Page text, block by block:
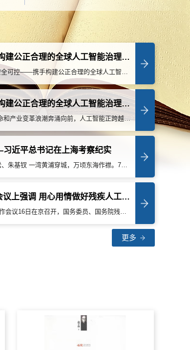
强化风险意识 确保安全可控——携手构建公正合理的全球人工智能治理体系述评之二
新华社北京7月19日电 题：强化风险意识 确保安全可控——携手构建公正合理的全球人工智能治理体系述评之二 新华社记者 当前人工智能发展日新月异，深度融入生产生活各领域。在人工智能加速迭代过程中，技术伦理、数据安全、监管体系等内生和衍生风险也随之凸显。 7月17日，在2026世界人工智能大会暨人工智能全球治理高级别会议开幕式上，习近平主席发表主旨讲话，围绕携手构建公正合理的全球人工智能治理体系郑重提出4点意见，其中“强化风险意识，确保安全可控”位列其中。 这一重要论断科学把握人工智能发展趋势和规律，深刻回应当前全球人工智能发展和治理的重大课题。人工智能技术发展越是一日千里，向上向善、造福人类的方向越要正确锚定，要始终确保人工智能安全、可靠、可控。 “监管治理的尺度越要精准把握，防范失控的措施越要及时完善”“让人工智能这匹千里马既跑得快又跑得稳”，习近平主席的重要论述揭示了统筹人工智能发展和安全的科学方法。 “快”与“稳”相互支撑，才能彼此促进、相互成就。既要激活“跑得快”的发展动能，也要筑牢“跑得稳”的安全底线，推动人工智能始终朝着有益、安全、公平方向健康有序发展。 把准定位，让人工智能成为“可信工具”—— 当机器开始“自主思考”、算法深度参与公共决策，若只盯着人工智能技术红利而忽视风险防控，则会面临巨大隐患：算法偏见可能拉大数字鸿沟，信息茧房容易让人困于一隅，数据滥用还会侵犯隐私、危及安全。 “人工智能应当成为人类的可信工具。”习近平主席在主旨讲话中鲜明指出人工智能的发展定位和价值旨归。 “可信”，就是要确保人工智能安全、可靠、可控。这不是要给人工智能发展上枷锁，而是为了更好地推动人工智能健康、安全、有序发展。 在积极拥抱人工智能发展的同时，中国始终以开放的姿态和务实的行动，以风险治理筑牢安全底线，防止人工智能技术失控反噬人类福祉。 2023年10月，在习近平主席引领下，中国发布《全球人工智能治理倡议》。这一倡议明确提出“不断提升人工智能技术的安全性、可靠性、可控性、公平性”。 本届大会期间，《人工智能合作发展行动计划》《国际人工智能伦理治理行动计划》等一系列成果文件密集发布，为推动人工智能全球治理提供重要国际公共产品。 “防范人工智能被滥用”“平衡创新发展与安全治理”“在安全可控的环境下推动人工智能发展”……会场内外，“强化风险意识，确保安全可控”的共识进一步凝聚。 筑牢防线，让人工智能“始终处于人类控制之下”—— 技术每前进一步，治理就要跟进一步。 人工智能技术正在走进千家万户、赋能千行百业，高度重视人工智能引发的各类内生和衍生风险，全方位施策，才能让技术在制度土壤里茁壮成长。 在主旨讲话中，习近平主席深刻指出“确保人工智能始终处于人类控制之下”，强调“推动构建法律法规、技术监测、风险预警、应急响应体系，筑牢安全底线，防范滥用恶用”，为驾驭好人工智能这匹千里马进一步指明了方向和路径。 新修改的网络安全法以法律形式将人工智能纳入国家网络安全法律体系；针对深度合成、生成式人工智能等特定风险出台专项规章；发布相关标准划定人工智能伦理安全边界与底线……中国不断完善相关法律法规、政策制度、应用规范、伦理准则，以“善治”促“善智”。 《2026世界人工智能大会暨人工智能全球治理高级别会议主席声明》提出，“坚持风险导向、敏捷治理，探索分类分级管理，筑牢安全底线”“加快安全、产业、伦理标准制修订”，获得国际社会广泛支持和响应，为促进全球人工智能安全发展汇聚力量。 开放合作，促进共同繁荣、维护共同安全—— 大道不孤，众行致远。跑得稳，不仅是一国之稳，更应是天下之稳。 “应当共同反对在人工智能领域泛化国家安全概念、把本国安全凌驾于他国安全之上的做法。”习近平主席在主旨讲话中，直指当前全球人工智能治理领域的一个关键症结。 当前，全球智能鸿沟依然存在，众多发展中国家在算力、数据、人才等方面受到明显制约。人为设置技术壁垒、把科技合作政治化，只会扩大差距、增加风险。 “各国应当秉持以人为本、向上向善理念，让人工智能成为促进共同繁荣、维护共同安全的一个重要动力源，携手构建公正合理的全球人工智能治理体系。”习近平主席重要讲话彰显深厚的天下情怀和负责任大国的时代担当。 人工智能的未来，归根到底取决于人类今天作出怎样的选择。坚持发展和安全并重，把握好人工智能发展趋势和规律完善全球治理，人工智能这匹千里马将既跑得快又跑得稳，不断为增进全人类福祉、推动人类文明进步注入强劲动力。（记者魏玉坤、周圆、刘桢、吴梦桐）
坚持开放共赢 驱动创新发展——携手构建公正合理的全球人工智能治理体系述评之一
新华社记者张辛欣、周圆、邵艺博 新一轮科技革命和产业变革浪潮奔涌向前，人工智能正跨越山海、渗透千行百业，成为驱动全球发展的新引擎。 7月17日，在2026世界人工智能大会暨人工智能全球治理高级别会议开幕式上，深入分析人工智能发展机遇与挑战，习近平主席在主旨讲话中围绕携手构建公正合理的全球人工智能治理体系郑重提出4点意见，其中，“坚持开放共赢，驱动创新发展”排在首位。 这一论断精准把握人工智能演进规律，深刻回应产业变革与全球治理之需：开放是创新的重要前提，创新是开放的价值落点。唯有打破壁垒、畅通要素，才能为技术持续迭代清障铺路，也唯有协同攻关、成果共享，才能让全球合作落地见效。 习近平主席鲜明指出：“人工智能是世界经济增长的新引擎和新旧动能转换的加速器，正从‘数字世界’走向‘物理世界’。”这深刻揭示了人工智能跨越虚拟与现实、赋能全球发展不可替代的地位。 大会现场，约60台人形机器人提供志愿服务，智能装备落地应用、创新成果集中亮相，生动印证了人工智能已走出实验室、扎根产业一线，标志着产业化、规模化、普惠化的机遇已然到来。 “要抓住难得的历史性机遇”，习近平主席明确提出，“鼓励开源开放、合作共享，全面促进人工智能科技创新、产业发展、场景应用，协同推进传统产业改造升级、新兴产业培育壮大、未来产业前瞻布局”。 这是技术突破、创新迭代的必然路径—— 从基础算法攻坚、算力底座搭建到大模型训练落地，人工智能全产业链的迭代升级，离不开全球范围的协同共创。 习近平主席研判时代大势，深刻指出，世界百年变局加速演进，新一轮科技革命和产业变革加速突破，全球人工智能技术创新进入前所未有的活跃期。 与此同时，技术壁垒、数字发展鸿沟等全球性挑战日益显现。驱动人工智能行稳致远，更要坚守开放包容的发展路径。 中国始终以开放姿态拥抱全球创新：开源大模型全球累计下载量突破100亿次，AtomGit等开源社区汇聚超1100万注册用户，一款国产大模型已催生超过17万个衍生模型……一组组数据背后，是开源生态的蓬勃生长，更是合作共赢理念的生动践行。 本届大会前夕，新一代模型Kimi K3发布，成为全球参数最大的开源模型；大会期间，中国气象局发布人工智能气象服务系统“风和”大语言模型，并启动“风和”全球开源计划。 从自主创新深耕到全球共享赋能，中国持续提供人工智能创新方案，以实际行动证明：当开放共赢成为共识，创新突破便不再是孤舟独行，而是百川汇流、浩荡向前。 这是推动产业升级、经济发展的鲜明导向—— 当人工智能迈入技术革新与产业扩张并行的快速发展阶段，开放早已超越技术互通，延伸为创新链、产业链、供应链、价值链等全方位开放协同。 “每一次科技革命都深刻重构人类生产生活方式，推动经济社会发展大幅跃升。”习近平主席为人工智能与实体经济深度融合擘画清晰路径，指引协同推进传统产业改造升级、新兴产业培育壮大、未来产业前瞻布局。 立足本土实践，中国全面实施“人工智能+”行动。目前，人工智能已深度融入智能制造、农业、医疗、金融等重点行业，2025年人工智能核心产业规模突破1.2万亿元，海量创新应用落地生根，持续激活实体经济发展新动能。 面向世界，中国发起《“人工智能+”国际合作倡议》，倡议各国结合自身国情积极开展“人工智能+”行动，本着相互尊重、互利共赢原则，加强政策交流与务实合作，分享最佳实践和解决方案。从开源大模型的全球下载，到向海外提供智能制造方案，再到“一带一路”数字合作的深化，在开放互通中推动实现产业共兴、发展共赢。 这是弥合鸿沟、普惠包容的时代担当—— “各国应当秉持以人为本、向上向善理念，让人工智能成为促进共同繁荣、维护共同安全的一个重要动力源”，习近平主席的话掷地有声。 人工智能是全人类共同的智慧结晶和宝贵财富，不应成为拉大全球发展差距的工具。坚定以开放共赢推动人工智能创新发展，既是产业向前的必然要求，也是破解全球发展难题、践行多边主义的关键举措。 本届大会期间，中方密集发布系列成果文件《人工智能合作发展行动计划》《国际人工智能伦理治理行动计划》《智能体互信互联互操作全球合作倡议》等，一系列方案、倡议无不体现着以开放共赢驱动创新发展的取向。 大道众行远，携手启新程。 “人工智能的未来，从来不是单兵突进的角逐，而是携手并进的共赢”“开放共享是做大全球人工智能创新蛋糕的唯一路径”“让全球科研人才、算力、数据资源联动，持续催生原创技术突破”……会场内外，各界共识进一步凝聚。 中国始终坚守开放共赢理念、深耕创新发展之路，携手世界各国共同守护人工智能向上向善的发展航向，必将让科技更好赋能全球发展，同各方共创美好未来！
近平总书记在上海考察纪实
人民日报记者杜尚泽、胡泽曦 新华社记者张晓松、朱基钗 一湾黄浦穿城，万顷东海作襟。7月15日下午，习近平总书记顶着酷暑，深入上海市黄浦区，调研了一件民生实事——城市更新中的老旧小区改造。 改造老旧小区，对上海来说，难点之一是解决居民“拎马桶”问题。 习近平同志2007年到上海工作时，就关注旧房改造工作，“一来就把它摆到日程里了”。那时候，他周末常到老旧小区走一走，思考“老大难”问题怎么解决。 从地方到中央，对人民群众的忧和盼，总书记始终牵挂在心。时间来到2025年9月，历经数十载接力，这场惠及上海上百万居民的民生攻坚战总体完成，历史性解决了“拎马桶”问题。 夏日午后，烈日，蝉鸣。黄浦区的半淞园路街道市民新村居民区，习近平总书记细看旧居新貌：“这是民心期盼的事，也是我一直牵挂的事。” 调研：社区综合服务点 今昔之变和接续奋斗的跋涉 社区综合服务点，习近平总书记走到展板前。照片一字排开，浓缩了社区的今昔之变。 改造前，厨房合用、厕所公用，家家户户备着痰盂罐。杂乱的水槽、煤气灶、电线、灯泡，还有锅铲、墙皮，甚至黄梅天的霉斑……隔着照片都能感受到那份窘迫与无奈。 改造后，独立厨卫，窗明几净；加装电梯，出行便捷；社区环境，整洁有序；口袋花园，绿意盎然。 黄浦区是全市旧房改造任务最重、难度最大，同时也是挑战最大的中心城区。难度不仅在于“螺蛳壳里做道场”，还在于群众的“盼”和历史建筑的“护”要兼顾，在于户户需求不一要统筹…… 习近平总书记深知其中的艰辛，他洞察入微地指出：“高质量推进城市更新是城市现代化建设的重要抓手，要全面践行人民城市理念，坚持问需于民、问计于民、问效于民”。 “人民城市人民建，人民城市为人民”的人民城市理念，正是7年前总书记在上海考察时提出的。 这次到改造后的老旧小区实地看一看，心里更踏实了。总书记语重心长地说：“党中央高度重视城市工作，明确提出要建设创新、宜居、美丽、韧性、文明、智慧的现代化人民城市，改造城市老旧小区是重要一环。” 服务点里，总书记同工作人员亲切交流。 “你是‘养老顾问’，主要做些什么？”总书记看到桌上一份适老化改造服务清单，拿起来查看。 “社区里老年人占40%。装安全扶手、地面防滑处理等，适老化改造任务蛮重的。”社区的同志说。 上世纪90年代开始的上海旧房改造，是一项浩大、系统、长期而艰巨的工程： 1992年到2000年，完成365万平方米危棚简屋改造； 2001年到2018年，动迁征收成片二级旧里以下房屋； 2018年到2022年，全面完成成片旧改； 2023年到2025年，攻坚1.4万户“拎马桶”改造。 30多年过去了，这项工程没有因时间的流转而停滞，没有因难度的累积而退缩。日复一日地耕耘，年复一年地跋涉，一户一户地解决，一寸一寸地攻坚。万千细碎民生难题，皆以恒心破局、以实干作答。 “上海推进旧房改造几十年，一任接着一任，久久为功。这就是正确政绩观。老百姓评价我们，也是看我们是不是真心为人民群众做好事、做实事，是不是摆花架子。”习近平总书记讲得恳切，“老百姓的事就是大事。上海的里弄改造、北京的胡同改造，等等，这些都事关老百姓安居乐业，是我们最应该关心的事情。要继续做好！” 调研：居民朱国莉家 民生之盼和千言万语的感念 退休居民朱国莉，人逢喜事精神爽。 69岁的她，在没有独立厕所的老房子住了大半辈子。这两年党和政府帮着改造，今年4月搬回来，她把新家收拾得一尘不染，日子每天都是明媚的。 “总书记，欢迎您来我家做客。”见到习近平总书记，朱国莉有一肚子心里话。 进门左手边是厨房。总书记一边看，一边听朱国莉介绍：“过去3家共用一个厨房。现在，油烟机、燃气灶一应俱全。” 右手边是卫生间。习近平总书记特意看了看：“这是最关键的。” 朱国莉难掩激动：“现在终于有自己家的卫生间了，我们感恩共产党。过去10户共用一个卫生间，洗澡都得烧水在卧室里凑合，那日子太难熬了！” 再往前走是卧室，还有个小阳台，麻雀虽小五脏俱全。总书记笑着说：“很紧凑，布局很合理。” “过渡期住在哪里？”“过渡补贴大概有多少钱？”“现在对社区服务还有什么要求？”习近平总书记问得仔细。 朱国莉一一回答，忍不住感慨：“现在开门就是公园，我们生活很幸福。今年，我住上了新房子，又是光荣在党50年。” 总书记接着问：“纪念章领到了吧？今年，我们党成立105周年。” “纪念章领到了！我的门牌号也是105！”朱国莉讲了又讲，屋子里笑声朗朗。 “过去孙女来了，都没地方上厕所。现在一到节假日，儿子、儿媳、孙女就来了。今天的好日子，都是因为有共产党。” 总书记听了很高兴：“希望你们把退休生活安排好，把家庭建设搞得更好。” 楼外，庭院整洁，花木葱郁，抬头看见一片蔚蓝。 总书记一边走，一边向社区工作人员了解居民区管理情况：“消防通道畅通吧？”“电动车现在都不入户吧？” “‘一枝一叶总关情’，老百姓的生活是家事，更是国事。共产党就是为老百姓服务的，只有人民群众安居乐业、生活舒心，党和政府才放心。” 旧房改造、城市更新，举世公认的治理难题。我国有“集中力量办大事”的制度优势，有“致广大而尽精微”的治理智慧，更有“时时放心不下”的矢志不渝：“只要还有一家一户乃至一个人没有解决基本生活问题，我们就不能安之若素”。 有组数据：“十四五”时期，全国累计改造城镇老旧小区24万多个，惠及4000多万户、1.1亿人。 有份规划：迈入“十五五”，作为首部国家级城市更新专项规划，《城市更新“十五五”规划》定下了新的时间表、路线图。 回望岁月长河。在福建工作时，习近平同志曾在酷暑下来到福州市苍霞社区，走进蒸笼一样的木板房。他对随行干部说：“大家知道为什么要选在这个时候来棚户区调研吗？就是想让大家亲身体验百姓疾苦，加快棚改步伐。”到中央工作后，调研路上，他一次次深入老旧小区，留下“不能一边是高楼大厦，一边是脏乱差的棚户区”的告诫，寒来暑往，笃行不怠。 “民之所忧，我必念之；民之所盼，我必行之。”这是中国共产党人的使命情怀。 调研：社区党群服务站 基层之治和初心使命的砥砺 城市基层治理，就在柴米油盐的日常里。社区党群服务站，便民菜摊上的果蔬品种丰富，青翠新鲜。 从田间到餐桌，小小“菜篮子”，事关大民生。习近平总书记问起这些果蔬的来源、流通、价格等。 他想起在福州工作期间的一段往事。当时，为了满足群众吃上“露水菜”的愿望，福州建设了专门市场，确保有效管理，方便郊区蔬菜进城。 改变“重建设、轻治理”的传统思维，绝非朝夕之功。在去年召开的中央城市工作会议上，习近平总书记谈到这个话题：“能否提供优质的公共服务，是衡量城市宜居程度的一个重要指标。” 党群服务站里有个“市民客厅”，居民代表、街道干部、社区工作者等汇聚一堂。大家争相向总书记讲述社区的新故事。 年轻的陈玮萍，在这里当社工6年了，她娓娓道来：“旧改项目从一开始就注重听取居民意见，很多好点子都是居民提出来的。最初，房屋设计图纸没有设置晾衣架，听了居民建议，改建中给每家都安装了可伸缩的晾衣架。” 习近平总书记笑着说：“过去晾衣服插个竹竿是吧？现在的变化，我在路上也看到了，更方便美观了。” 总书记对“共建共治共享”的做法十分肯定：“走群众路线，就是要想群众之所想，急群众之所急。看群众需要什么，而不是干部自己凭空想，看似在为群众考虑，如果不符合实际，结果根本不对路。” 社区，城市治理体系的基本单元。欲筑室者，先治其基。 调研中，习近平总书记也在思考基层治理的创新：“要进一步加强党建引领，积极探索社区党组织领导下的居委会、业委会、物业服务企业协调运行新模式，建设完整社区和便民生活圈，用心用情为居民做好事、办实事、解难事。” 治国安邦，重在基层。基层治理的关键，在于向下扎根。着眼“抓基层、强基础、固根本”，总书记提出明确要求：“推动资源、服务、管理等下沉基层一线，持续为基层减负赋能。把基层夯实，就能直通老百姓。” “市民客厅”暖意融融。掌声、笑声、百姓心声，声声入耳。 习近平总书记讲得动情：“共产党就是为老百姓服务的。我们党始终有这颗初心，坚持往前走。老百姓想什么，共产党就干什么。” 目光所及，思虑深远：“什么时候都要把老百姓放在心中。一亿多党员的大党，500多万个基层党组织，要各尽其责，把为老百姓服务的事情真正办好。” 105年前，在这座饱经沧桑的城市，一群心怀人民的先行者迈出了漫漫征程的历史性一步。一路跋涉、一路凯歌，“深深植根人民，始终拥有坚实根基”，成为这个百年大党的优秀特质之一。 离开社区，车辆汇入川流不息的城市街巷。一条中国特色城市现代化新路子，在这里探索、实践，在这里书写下属于人民城市的时代篇章。
谌贻琴在第七次全国残疾人事业工作会议上强调 用心用情做好残疾人工作 不断推进残疾人事业全面发展高质量发展
新华社北京7月16日电 第七次全国残疾人事业工作会议16日在京召开，国务委员、国务院残疾人工作委员会主任谌贻琴出席会议并讲话。她强调，要深入学习贯彻习近平总书记关于残疾人事业的重要论述和重要指示批示精神，认真落实党中央、国务院决策部署，用心用情做好残疾人工作，在中国式现代化进程中共同创造残疾人更加幸福美好的生活。 谌贻琴指出，在以习近平同志为核心的党中央格外关心、格外关注下，在各方面共同努力下，“十四五”时期我国残疾人事业发展取得令人瞩目的成就。“十五五”时期，残疾人工作要以推进残疾人事业全面发展、高质量发展为主题，以完善残疾人社会保障制度和关爱服务体系为主线，以改革创新为根本动力，以满足残疾人日益增长的美好生活需要为根本目的，切实保障残疾人平等权益，不断增进残疾人民生福祉。 谌贻琴强调，各地各有关部门要把残疾人工作摆在更加突出位置，加强党的领导，狠抓任务落实，强化要素保障，守牢安全底线，不断开创我国残疾人事业发展新局面。
更多